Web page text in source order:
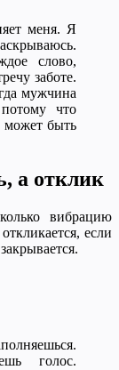
меня. Я
слово,
заботе.
мужчина
что
может быть
а отклик
вибрацию
если
голос.